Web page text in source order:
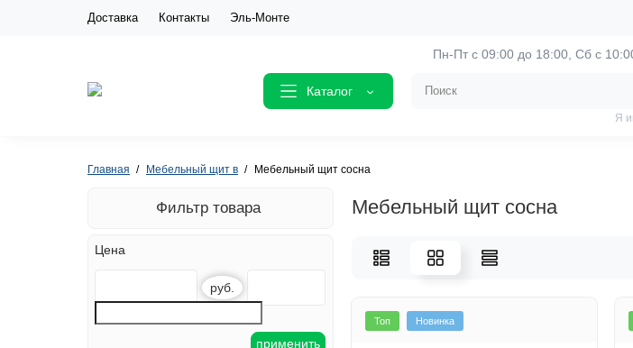
Доставка Контакты Эль-Монте
Каталог
Пн-Пт с 09:00 до 18:00, Сб с
Я
Главная Мебельный щит в Мебельный щит сосна
Фильтр товара
Цена
руб.
применить
Мебельный щит сосна
Топ Новинка